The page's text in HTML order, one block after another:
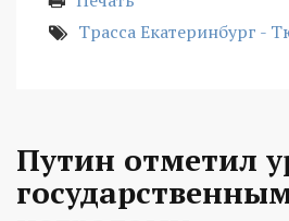
Трасса Екатеринбург -
Путин отметил